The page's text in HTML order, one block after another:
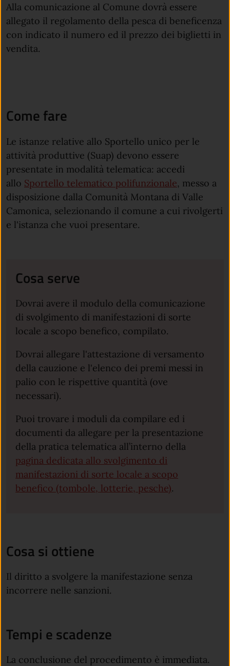
Alla comunicazione al Comune dovrà essere
allegato il regolamento della pesca di beneficenza
con indicato il numero ed il prezzo dei biglietti in
vendita.
Come fare
Le istanze relative allo Sportello unico per le
attività produttive (Suap) devono essere
presentate in modalità telematica: accedi
allo Sportello telematico polifunzionale, messo a
disposizione dalla Comunità Montana di Valle
Camonica, selezionando il comune a cui rivolgerti
e l'istanza che vuoi presentare.
Cosa serve
Dovrai avere il modulo della comunicazione
di svolgimento di manifestazioni di sorte
locale a scopo benefico, compilato.
Dovrai allegare l'attestazione di versamento
della cauzione e l'elenco dei premi messi in
palio con le rispettive quantità (ove
necessari).
Puoi trovare i moduli da compilare ed i
documenti da allegare per la presentazione
della pratica telematica all’interno della
pagina dedicata allo svolgimento di
manifestazioni di sorte locale a scopo
benefico (tombole, lotterie, pesche).
Cosa si ottiene
Il diritto a svolgere la manifestazione senza
incorrere nelle sanzioni.
Tempi e scadenze
La conclusione del procedimento è immediata.